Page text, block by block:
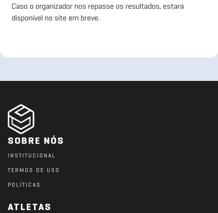
Caso o organizador nos repasse os resultados, estará
disponível no site em breve.
SOBRE NÓS
INSTITUCIONAL
TERMOS DE USO
POLÍTICAS
ATLETAS